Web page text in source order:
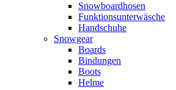
Snowboardhosen
Funktionsunterwäsche
Handschuhe
Snowgear
Boards
Bindungen
Boots
Helme